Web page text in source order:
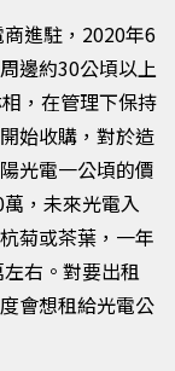
進駐， 2020年6
邊約30公頃以上
，在管理下保持
始收購，對於造
光電一公頃的價
萬，未來光電入
菊或茶葉，一年
左右。對要出租
會想租給光電公